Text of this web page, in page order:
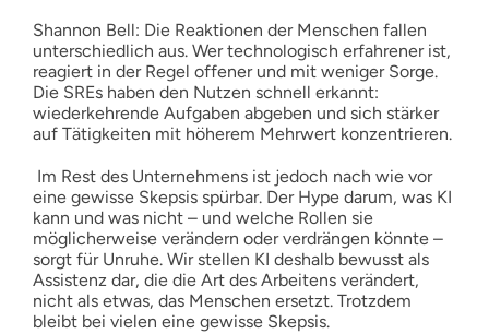
Shannon Bell: Die Reaktionen der Menschen fallen
unterschiedlich aus. Wer technologisch erfahrener ist,
reagiert in der Regel offener und mit weniger Sorge.
Die SREs haben den Nutzen schnell erkannt:
wiederkehrende Aufgaben abgeben und sich stärker
auf Tätigkeiten mit höherem Mehrwert konzentrieren.
Im Rest des Unternehmens ist jedoch nach wie vor
eine gewisse Skepsis spürbar. Der Hype darum, was KI
kann und was nicht – und welche Rollen sie
möglicherweise verändern oder verdrängen könnte –
sorgt für Unruhe. Wir stellen KI deshalb bewusst als
Assistenz dar, die die Art des Arbeitens verändert,
nicht als etwas, das Menschen ersetzt. Trotzdem
bleibt bei vielen eine gewisse Skepsis.